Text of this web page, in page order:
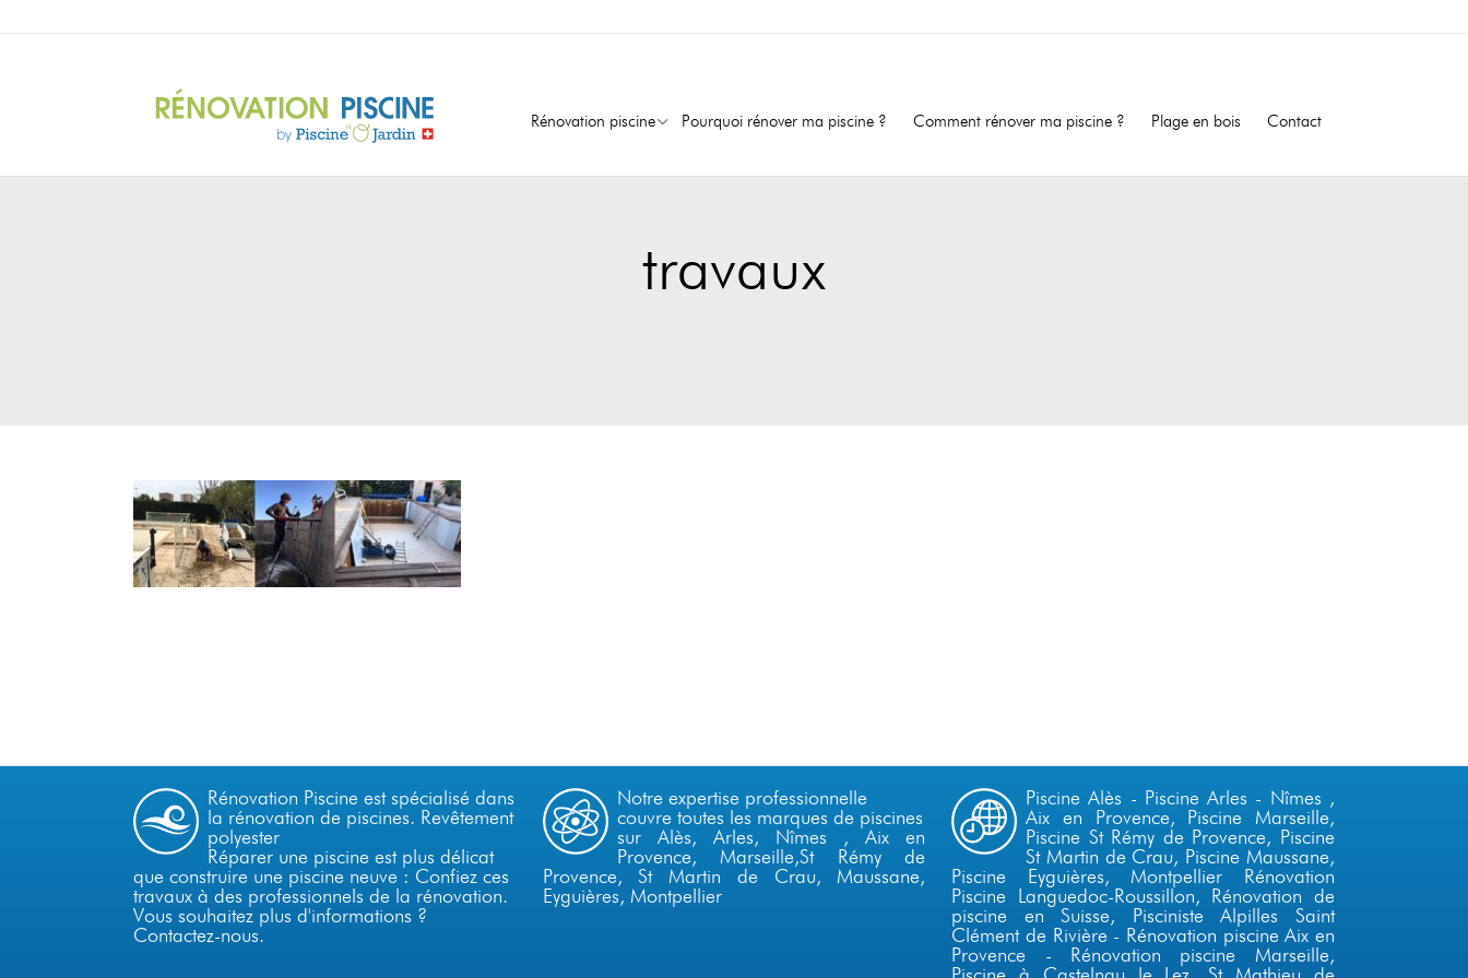
Rénovation piscine Pourquoi rénover ma piscine ? Comment rénover ma piscine ? Plage en bois Contact
travaux
Rénovation Piscine est spécialisé dans
la rénovation de piscines. Revêtement
polyester
Réparer une piscine est plus délicat
que construire une piscine neuve : Confiez ces
travaux à des professionnels de la rénovation.
Vous souhaitez plus d'informations ?
Contactez-nous.
Notre expertise professionnelle
couvre toutes les marques de piscines
sur Alès, Arles, Nîmes ,Aix en
Provence, Marseille,St Rémy de
Provence, St Martin de Crau, Maussane,
Eyguières, Montpellier
Piscine Alès - Piscine Arles - Nîmes ,
Aix en Provence, Piscine Marseille,
Piscine St Rémy de Provence, Piscine
St Martin de Crau, Piscine Maussane,
Piscine Eyguières, Montpellier
Rénovation
Piscine Languedoc-Roussillon, Rénovation de
piscine en Suisse, Pisciniste Alpilles
Saint
Clément de Rivière - Rénovation piscine Aix en
Provence - Rénovation piscine Marseille,